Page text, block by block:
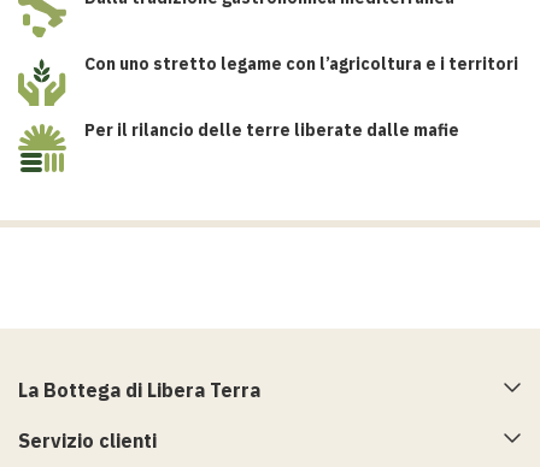
Con uno stretto legame con l’agricoltura e i territori
Per il rilancio delle terre liberate dalle mafie
La Bottega di Libera Terra
Servizio clienti